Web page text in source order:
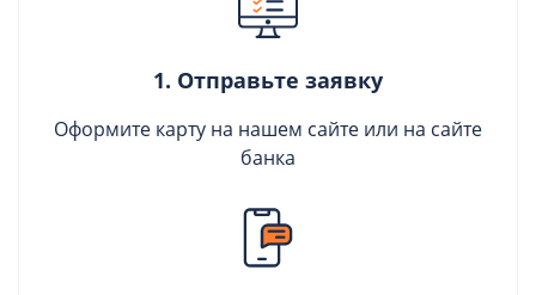
1. Отправьте заявку
Оформите карту на нашем сайте или на сайте
банка